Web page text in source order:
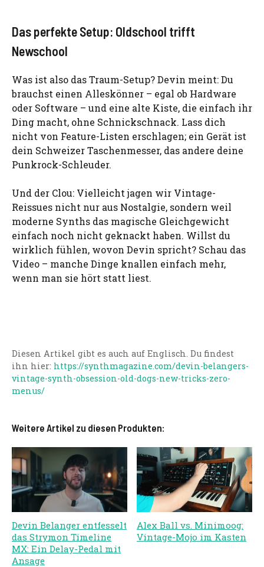
Das perfekte Setup: Oldschool trifft
Newschool
Was ist also das Traum-Setup? Devin meint: Du
brauchst einen Alleskönner – egal ob Hardware
oder Software – und eine alte Kiste, die einfach ihr
Ding macht, ohne Schnickschnack. Lass dich
nicht von Feature-Listen erschlagen; ein Gerät ist
dein Schweizer Taschenmesser, das andere deine
Punkrock-Schleuder.
Und der Clou: Vielleicht jagen wir Vintage-
Reissues nicht nur aus Nostalgie, sondern weil
moderne Synths das magische Gleichgewicht
einfach noch nicht geknackt haben. Willst du
wirklich fühlen, wovon Devin spricht? Schau das
Video – manche Dinge knallen einfach mehr,
wenn man sie hört statt liest.
Diesen Artikel gibt es auch auf Englisch. Du findest
ihn hier: https://synthmagazine.com/devin-belangers-
vintage-synth-obsession-old-dogs-new-tricks-zero-
menus/
Weitere Artikel zu diesen Produkten:
Devin Belanger entfesselt
das Strymon Timeline
MX: Ein Delay-Pedal mit
Ansage
Alex Ball vs. Minimoog:
Vintage-Mojo im Kasten